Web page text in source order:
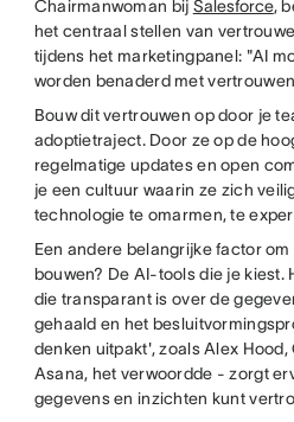
Chairmanwoman bij Salesforce,
het centraal stellen van
tijdens het marketingpanel: "AI
worden benaderd met
Bouw dit vertrouwen op door je
adoptietraject. Door ze op de
regelmatige updates en open
je een cultuur waarin ze zich
technologie te omarmen, te
Een andere belangrijke factor
bouwen? De AI-tools die je kiest.
die transparant is over de
gehaald en het
denken uitpakt', zoals Alex
Asana, het verwoordde - zorgt
gegevens en inzichten kunt